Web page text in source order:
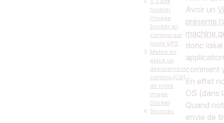
tourner
l’image
Docker en
continu sur
notre VPS
Mettre en
place un
déploiement
continu (CD)
de notre
image
Docker
Sources
Avoir un
présente
machine
donc
comment
En effet
OS (dans
Quand
envie de